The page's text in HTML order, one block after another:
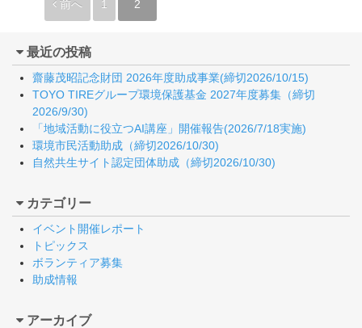
前へ 1 2
最近の投稿
齋藤茂昭記念財団 2026年度助成事業(締切2026/10/15)
TOYO TIREグループ環境保護基金 2027年度募集（締切
2026/9/30)
「地域活動に役立つAI講座」開催報告(2026/7/18実施)
環境市民活動助成（締切2026/10/30)
自然共生サイト認定団体助成（締切2026/10/30)
カテゴリー
イベント開催レポート
トピックス
ボランティア募集
助成情報
アーカイブ